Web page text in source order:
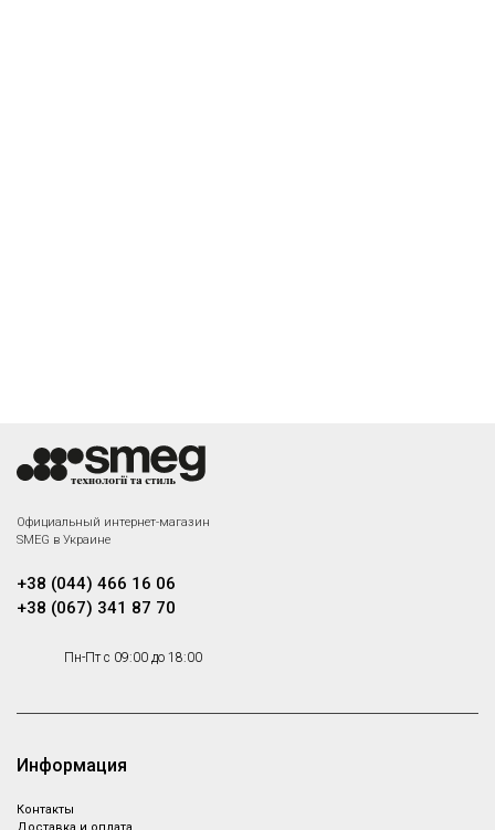
Официальный интернет-магазин
SMEG в Украине
+38 (044) 466 16 06
+38 (067) 341 87 70
Пн-Пт с 09:00 до 18:00
Информация
Контакты